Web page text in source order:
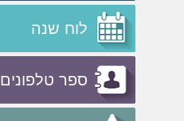
לוח שנה
ספר טלפונים